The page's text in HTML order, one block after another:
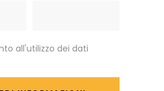
all'utilizzo dei dati